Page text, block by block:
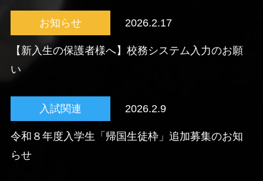
お知らせ 2026.2.17
【新入生の保護者様へ】校務システム入力のお願
い
入試関連 2026.2.9
令和８年度入学生「帰国生徒枠」追加募集のお知
らせ